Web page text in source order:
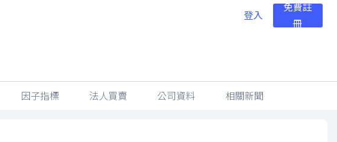
登入
免費註
冊
因子指標 法人買賣 公司資料 相關新聞